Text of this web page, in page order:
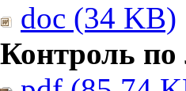
doc (34 KB)
Контроль по